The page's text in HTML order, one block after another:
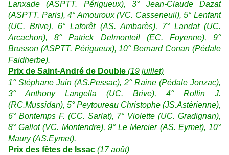
Lanxade (ASPTT. Périgueux), 3° Jean-Claude Dazat
(ASPTT. Paris), 4° Amouroux (VC. Casseneuil), 5° Lenfant
(UC. Brive), 6° Laforêt (AS. Ambarès), 7° Landat (UC.
Arcachon), 8° Patrick Delmonteil (EC. Foyenne), 9°
Brusson (ASPTT. Périgueux), 10° Bernard Conan (Pédale
Faidherbe).
Prix de Saint-André de Double (19 juillet)
1° Stéphane Juin (AS.Pessac), 2° Raine (Pédale Jonzac),
3° Anthony Langella (UC. Brive), 4° Rollin J.
(RC.Mussidan), 5° Peytoureau Christophe (JS.Astérienne),
6° Bontemps F. (CC. Sarlat), 7° Violette (UC. Gradignan),
8° Gallot (VC. Montendre), 9° Le Mercier (AS. Eymet), 10°
Maury (AS.Eymet).
Prix des fêtes de Issac (17 août)